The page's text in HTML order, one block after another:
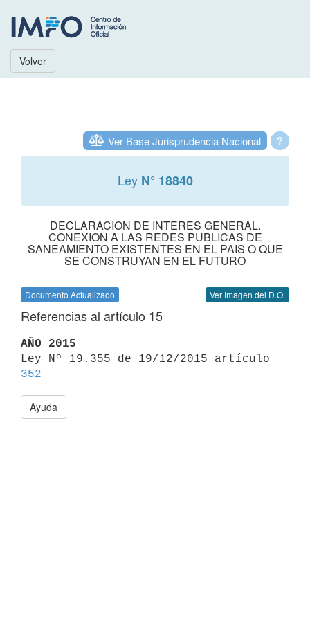
Volver
?
Ver Base Jurisprudencia Nacional
Ley N° 18840
DECLARACION DE INTERES GENERAL.
CONEXION A LAS REDES PUBLICAS DE
SANEAMIENTO EXISTENTES EN EL PAIS O QUE
SE CONSTRUYAN EN EL FUTURO
Documento Actualizado Ver Imagen del D.O.
Referencias al artículo 15
AÑO 2015
352
Ayuda